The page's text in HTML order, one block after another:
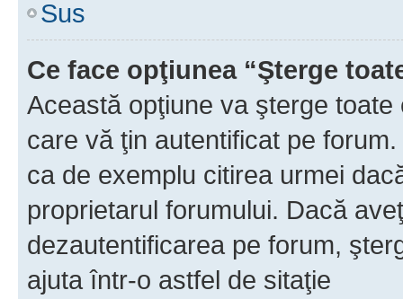
Sus
Ce face opţiunea “Şterge
Această opţiune va şterge
care vă ţin autentificat pe
ca de exemplu citirea urmei
proprietarul forumului. Dacă
dezautentificarea pe forum,
ajuta într-o astfel de sitaţie